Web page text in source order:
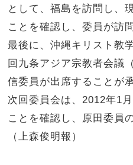
として、福島を訪問し、
ことを確認し、委員が訪
最後に、沖縄キリスト教
回九条アジア宗教者会議
信委員が出席することが
次回委員会は、2012年1
ことを確認し、原田委員
（上森俊明報）